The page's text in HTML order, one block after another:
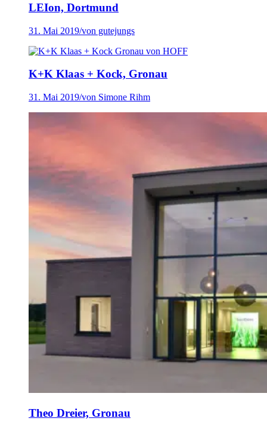
LEIon, Dortmund
31. Mai 2019/von gutejungs
K+K Klaas + Kock, Gronau
31. Mai 2019/von Simone Rihm
Theo Dreier, Gronau